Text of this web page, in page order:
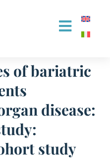
of bariatric
disease:
study